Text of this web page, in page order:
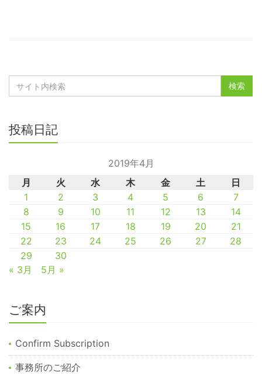
投稿日記
2019年4月
月
火 水 木 金 土
日
1
2 3 4 5 6
7
8
9 10 11 12 13
14
15
16 17 18 19 20
21
22
23 24 25 26 27
28
29
30
« 3月
5月 »
ご案内
Confirm Subscription
事務所のご紹介